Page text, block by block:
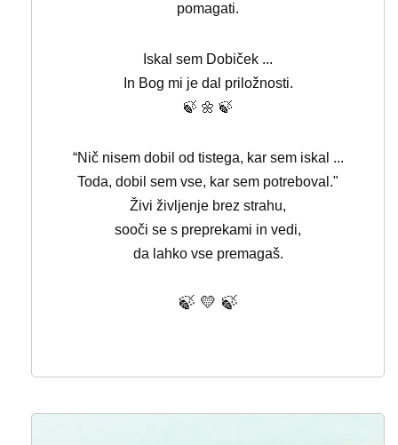
pomagati.
Iskal sem Dobiček ...
In Bog mi je dal priložnosti.
🍃 🌼 🍃
“Nič nisem dobil od tistega, kar sem iskal ...
Toda, dobil sem vse, kar sem potreboval."
Živi življenje brez strahu,
sooči se s preprekami in vedi,
da lahko vse premagaš.
🍃 💛 🍃